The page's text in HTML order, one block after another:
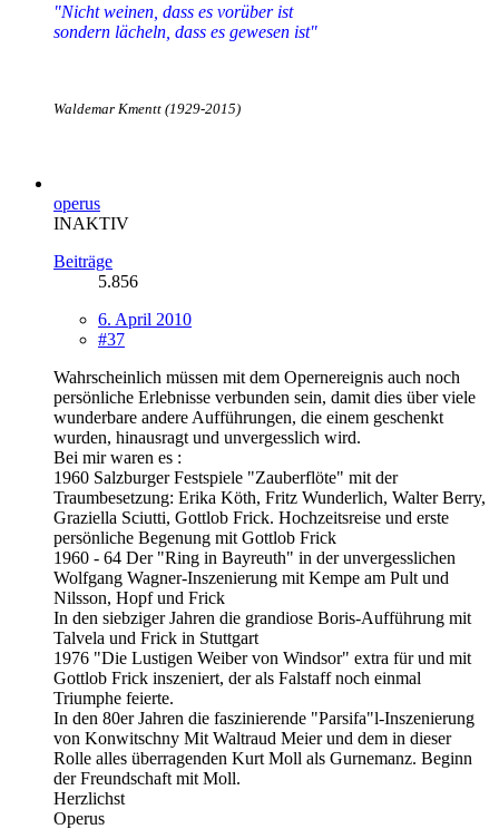
"Nicht weinen, dass es vorüber ist
sondern lächeln, dass es gewesen ist"
Waldemar Kmentt (1929-2015)
operus
INAKTIV
Beiträge
5.856
6. April 2010
#37
Wahrscheinlich müssen mit dem Opernereignis auch noch
persönliche Erlebnisse verbunden sein, damit dies über viele
wunderbare andere Aufführungen, die einem geschenkt
wurden, hinausragt und unvergesslich wird.
Bei mir waren es :
1960 Salzburger Festspiele "Zauberflöte" mit der
Traumbesetzung: Erika Köth, Fritz Wunderlich, Walter Berry,
Graziella Sciutti, Gottlob Frick. Hochzeitsreise und erste
persönliche Begenung mit Gottlob Frick
1960 - 64 Der "Ring in Bayreuth" in der unvergesslichen
Wolfgang Wagner-Inszenierung mit Kempe am Pult und
Nilsson, Hopf und Frick
In den siebziger Jahren die grandiose Boris-Aufführung mit
Talvela und Frick in Stuttgart
1976 "Die Lustigen Weiber von Windsor" extra für und mit
Gottlob Frick inszeniert, der als Falstaff noch einmal
Triumphe feierte.
In den 80er Jahren die faszinierende "Parsifa"l-Inszenierung
von Konwitschny Mit Waltraud Meier und dem in dieser
Rolle alles überragenden Kurt Moll als Gurnemanz. Beginn
der Freundschaft mit Moll.
Herzlichst
Operus